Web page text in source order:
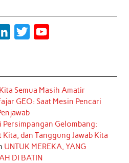
k
e
d
I
n
t
t
r
T
u
e
Semua Masih Amatir
GEO: Saat Mesin Pencari
Persimpangan Gelombang:
dan Tanggung Jawab Kita
UNTUK MEREKA, YANG
DI BATIN